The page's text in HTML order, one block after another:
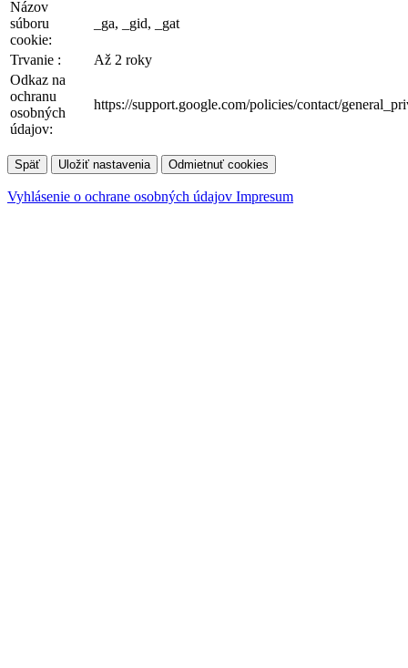
Názov
súboru
cookie:
_ga, _gid, _gat
Trvanie :
Až 2 roky
Odkaz na
ochranu
osobných
údajov:
https://support.google.com/policies/contact/
Späť Uložiť nastavenia Odmietnuť cookies
Vyhlásenie o ochrane osobných údajov Impresum